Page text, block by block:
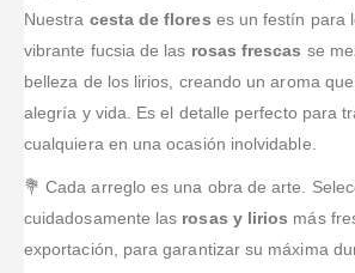
Nuestra cesta de flores es un festín para
vibrante fucsia de las rosas frescas se
belleza de los lirios, creando un aroma
alegría y vida. Es el detalle perfecto para
cualquiera en una ocasión inolvidable.
💐 Cada arreglo es una obra de arte.
cuidadosamente las rosas y lirios más
exportación, para garantizar su máxima